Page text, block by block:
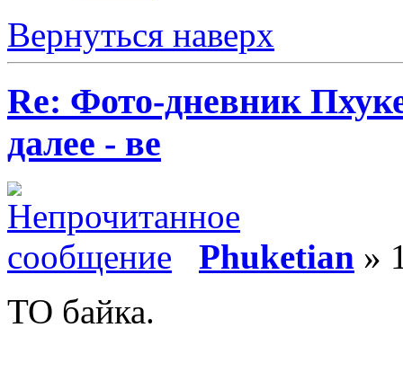
Вернуться наверх
Re: Фото-дневник
далее - ве
Phuketian »
ТО байка.